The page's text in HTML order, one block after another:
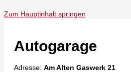
Zum Hauptinhalt springen
Autogarage
Adresse: Am Alten Gaswerk 21